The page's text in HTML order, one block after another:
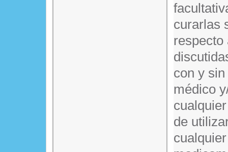
curarlas
respecto
con y
médico
de